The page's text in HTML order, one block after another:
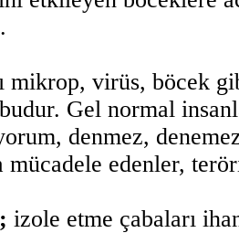
mikrop, virüs, böcek
Gel normal
denmez,
mücadele edenler,
izole etme çabaları